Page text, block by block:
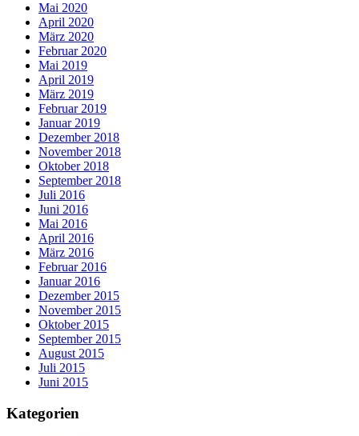
Mai 2020
April 2020
März 2020
Februar 2020
Mai 2019
April 2019
März 2019
Februar 2019
Januar 2019
Dezember 2018
November 2018
Oktober 2018
September 2018
Juli 2016
Juni 2016
Mai 2016
April 2016
März 2016
Februar 2016
Januar 2016
Dezember 2015
November 2015
Oktober 2015
September 2015
August 2015
Juli 2015
Juni 2015
Kategorien